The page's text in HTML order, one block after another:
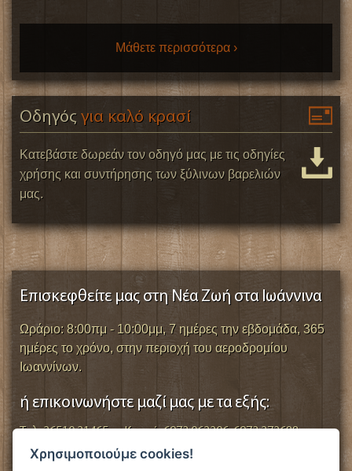
Μάθετε περισσότερα ›
Οδηγός για καλό κρασί
Κατεβάστε δωρεάν τον οδηγό μας με τις οδηγίες
χρήσης και συντήρησης των ξύλινων βαρελιών
μας.
Επισκεφθείτε μας στη Νέα Ζωή στα Ιωάννινα
Ωράριο: 8:00πμ - 10:00μμ, 7 ημέρες την εβδομάδα, 365
ημέρες το χρόνο, στην περιοχή του αεροδρομίου
Ιωαννίνων.
ή επικοινωνήστε μαζί μας με τα εξής:
Τηλ: 26510 21465
Κινητό: 6973 062206, 6973 272688
Email: info@vareli.gr
Χρησιμοποιούμε cookies!